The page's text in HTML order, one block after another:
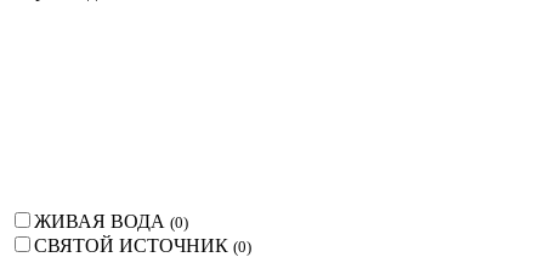
ЖИВАЯ ВОДА (0)
СВЯТОЙ ИСТОЧНИК (0)